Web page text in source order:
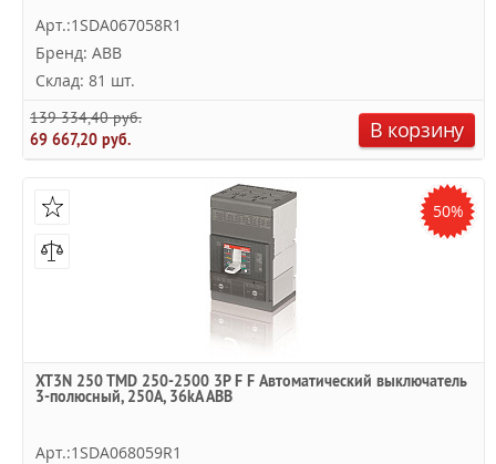
Арт.:1SDA067058R1
Бренд: ABB
Склад: 81 шт.
139 334,40 руб.
69 667,20 руб.
В корзину
50%
XT3N 250 TMD 250-2500 3P F F Автоматический выключатель
3-полюсный, 250А, 36kA ABB
Арт.:1SDA068059R1